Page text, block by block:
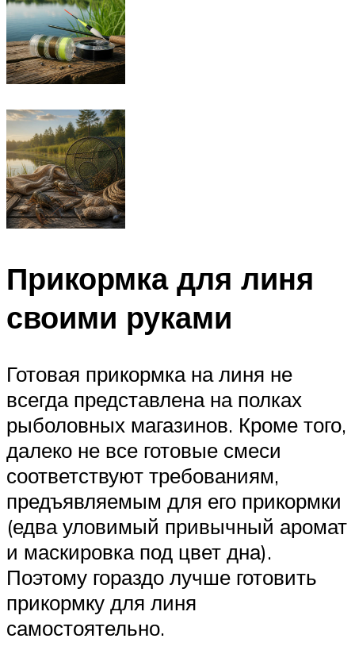
Прикормка для линя
своими руками
Готовая прикормка на линя не
всегда представлена на полках
рыболовных магазинов. Кроме того,
далеко не все готовые смеси
соответствуют требованиям,
предъявляемым для его прикормки
(едва уловимый привычный аромат
и маскировка под цвет дна).
Поэтому гораздо лучше готовить
прикормку для линя
самостоятельно.